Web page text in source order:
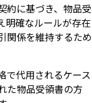
約に基づき、物品受
明確なルールが存在
関係を維持するため
で代用されるケース
た物品受領書の方